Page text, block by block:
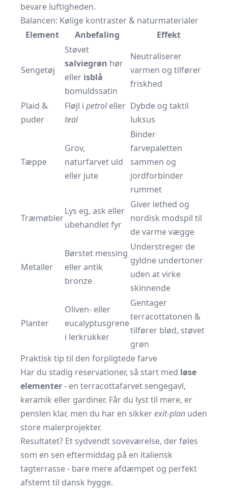
bevare luftigheden.
Balancen: Kølige kontraster & naturmaterialer
Element
Anbefaling Effekt
Sengetøj
Støvet
salviegrøn hør
eller isblå
bomuldssatin
Neutraliserer
varmen og tilfører
friskhed
Plaid &
puder
Fløjl i petroleller
teal
Dybde og taktil
luksus
Tæppe
Grov,
naturfarvet uld
eller jute
Binder
farvepaletten
sammen og
jordforbinder
rummet
Træmøbler
Lys eg, ask eller
ubehandlet fyr
Giver lethed og
nordisk modspil til
de varme vægge
Metaller
Børstet messing
eller antik
bronze
Understreger de
gyldne undertoner
uden at virke
skinnende
Planter
Oliven- eller
eucalyptusgrene
i lerkrukker
Gentager
terracottatonen &
tilfører blød, støvet
grøn
Praktisk tip til den forpligtede farve
Har du stadig reservationer, så start med løse
elementer- en terracottafarvet sengegavl,
keramik eller gardiner. Får du lyst til mere, er
penslen klar, men du har en sikkerexit-plan uden
store malerprojekter.
Resultatet? Et sydvendt soveværelse, der føles
som en sen eftermiddag på en italiensk
tagterrasse - bare mere afdæmpet og perfekt
afstemt til dansk hygge.